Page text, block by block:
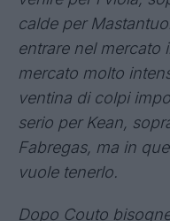
Alfredo De Vuono,
Fantacalcio®:"Ci
agosto ci saranno
saranno Carmine
gli altri creator".
Fabrizio Romano:"
lento, si è mosso
Fiorentina ha fatto